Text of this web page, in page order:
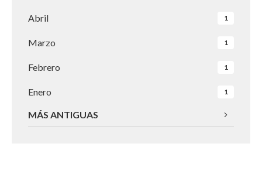
Abril 1
Marzo 1
Febrero 1
Enero 1
MÁS ANTIGUAS